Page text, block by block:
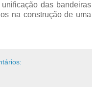
das bandeiras
na construção de uma